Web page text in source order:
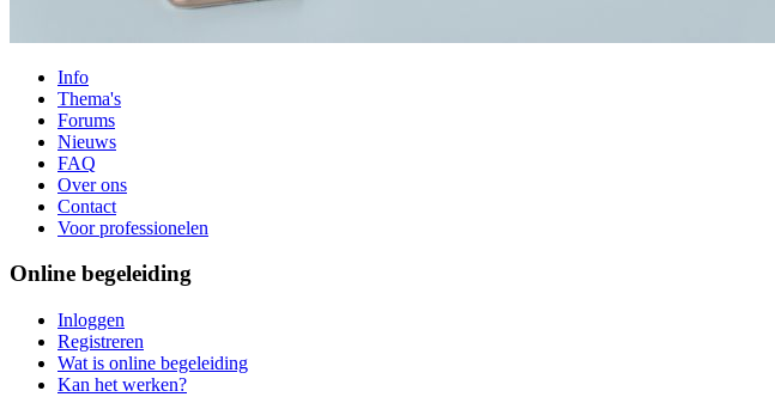
Info
Thema's
Forums
Nieuws
FAQ
Over ons
Contact
Voor professionelen
Online begeleiding
Inloggen
Registreren
Wat is online begeleiding
Kan het werken?